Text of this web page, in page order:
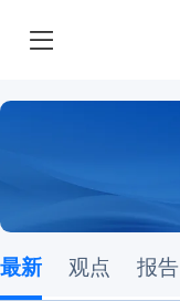
最新 观点 报告